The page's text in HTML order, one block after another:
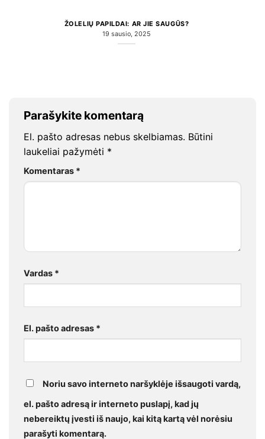
ŽOLELIŲ PAPILDAI: AR JIE SAUGŪS?
19 sausio, 2025
Parašykite komentarą
El. pašto adresas nebus skelbiamas. Būtini
laukeliai pažymėti *
Komentaras *
Vardas *
El. pašto adresas *
Noriu savo interneto naršyklėje išsaugoti vardą,
el. pašto adresą ir interneto puslapį, kad jų
nebereiktų įvesti iš naujo, kai kitą kartą vėl norėsiu
parašyti komentarą.